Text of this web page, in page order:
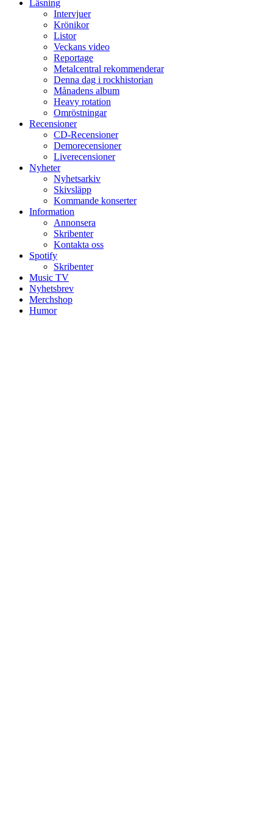
Läsning
Intervjuer
Krönikor
Listor
Veckans video
Reportage
Metalcentral rekommenderar
Denna dag i rockhistorian
Månadens album
Heavy rotation
Omröstningar
Recensioner
CD-Recensioner
Demorecensioner
Liverecensioner
Nyheter
Nyhetsarkiv
Skivsläpp
Kommande konserter
Information
Annonsera
Skribenter
Kontakta oss
Spotify
Skribenter
Music TV
Nyhetsbrev
Merchshop
Humor